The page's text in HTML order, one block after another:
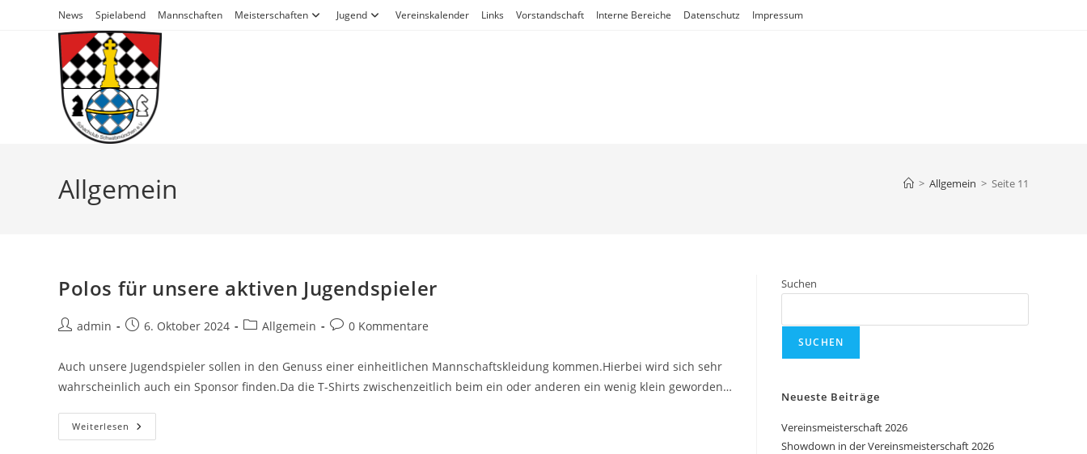
News Spielabend Mannschaften Meisterschaften Jugend Vereinskalender Links Vorstandschaft Interne Bereiche Datenschutz Impressum
Allgemein > Allgemein > Seite 11
Polos für unsere aktiven Jugendspieler
Beitrags-
admin
Beitrag6. Oktober 2024
Beitrags-
Allgemein
Beitrags-
0 Kommentare
Auch unsere Jugendspieler sollen in den Genuss einer einheitlichen Mannschaftskleidung kommen.Hierbei wird sich sehr
wahrscheinlich auch ein Sponsor finden.Da die T-Shirts zwischenzeitlich beim ein oder anderen ein wenig klein geworden…
Weiterlesen Polos
Für
Suchen
SUCHEN
Neueste Beiträge
Vereinsmeisterschaft 2026
Showdown in der Vereinsmeisterschaft 2026